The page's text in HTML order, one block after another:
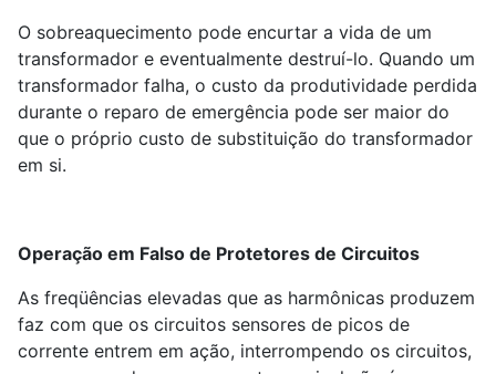
O sobreaquecimento pode encurtar a vida de um
transformador e eventualmente destruí-lo. Quando um
transformador falha, o custo da produtividade perdida
durante o reparo de emergência pode ser maior do
que o próprio custo de substituição do transformador
em si.
Operação em Falso de Protetores de Circuitos
As freqüências elevadas que as harmônicas produzem
faz com que os circuitos sensores de picos de
corrente entrem em ação, interrompendo os circuitos,